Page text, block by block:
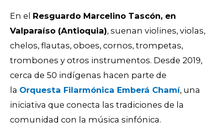
En el Resguardo Marcelino Tascón, en
Valparaíso (Antioquia), suenan violines, violas,
chelos, flautas, oboes, cornos, trompetas,
trombones y otros instrumentos. Desde 2019,
cerca de 50 indígenas hacen parte de
la Orquesta Filarmónica Emberá Chamí, una
iniciativa que conecta las tradiciones de la
comunidad con la música sinfónica.